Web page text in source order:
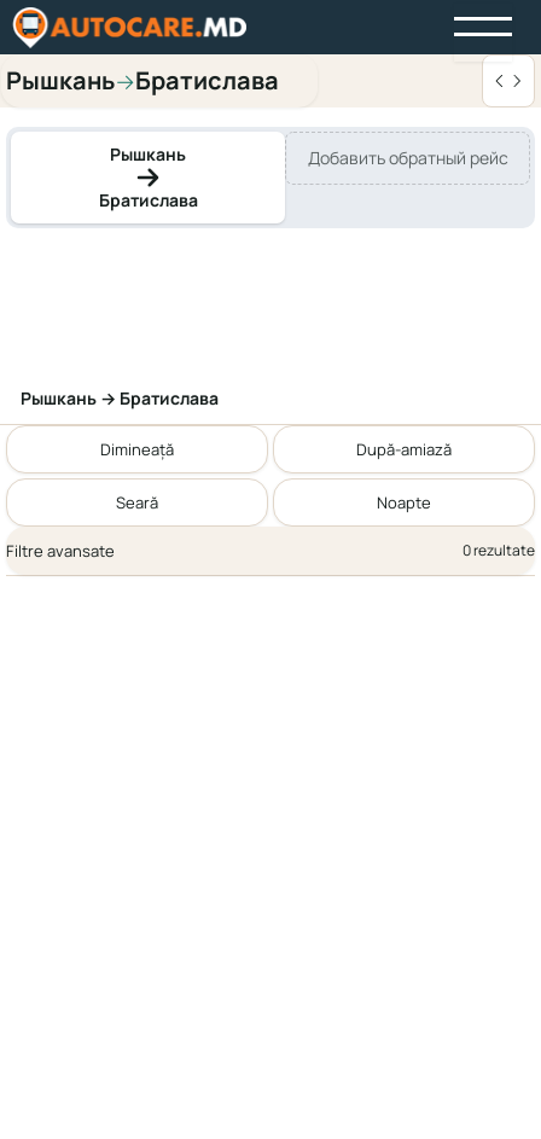
Рышкань→Братислава
Рышкань
Братислава
Добавить обратный рейс
Рышкань → Братислава
Dimineață După-amiază
Seară Noapte
Filtre avansate 0 rezultate